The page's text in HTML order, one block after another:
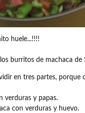
huele...!!!!
burritos de machaca de
en tres partes, porque
verduras y papas.
con verduras y huevo.